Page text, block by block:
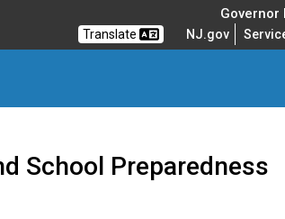
Governor
Translate NJ.gov
School Preparedness